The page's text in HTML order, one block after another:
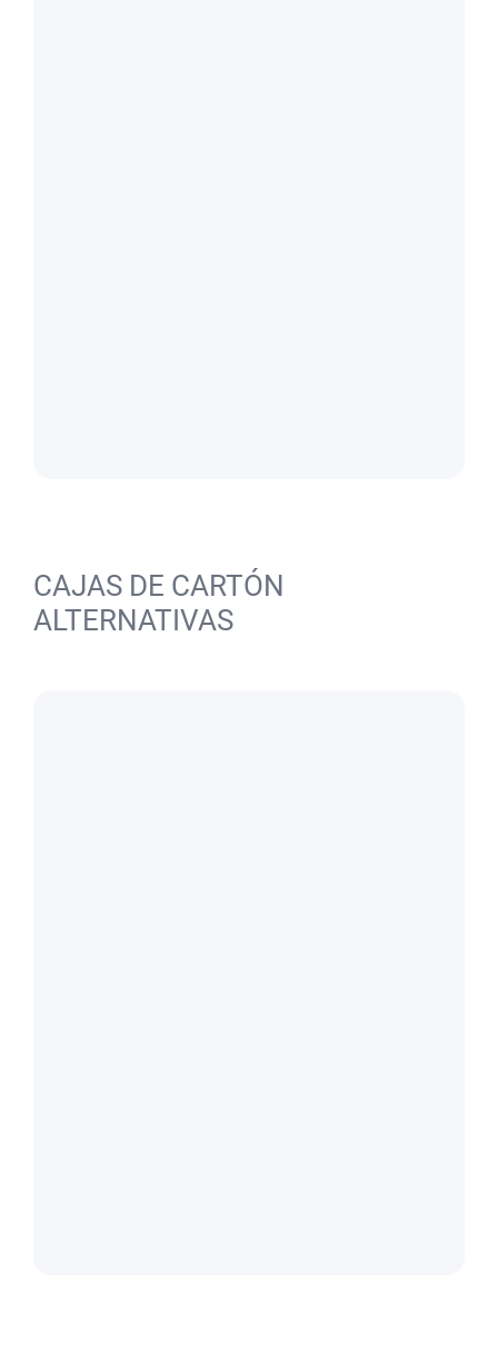
CAJAS DE CARTÓN
ALTERNATIVAS